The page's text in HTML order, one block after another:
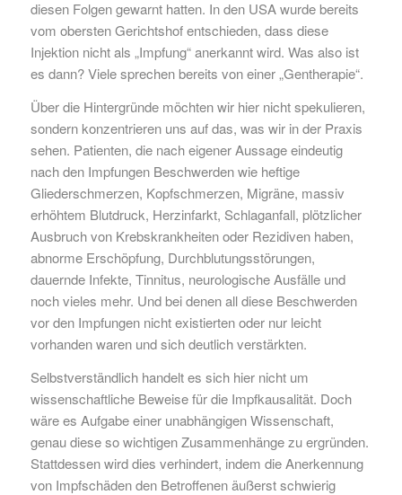
diesen Folgen gewarnt hatten. In den USA wurde bereits
vom obersten Gerichtshof entschieden, dass diese
Injektion nicht als „Impfung“ anerkannt wird. Was also ist
es dann? Viele sprechen bereits von einer „Gentherapie“.
Über die Hintergründe möchten wir hier nicht spekulieren,
sondern konzentrieren uns auf das, was wir in der Praxis
sehen. Patienten, die nach eigener Aussage eindeutig
nach den Impfungen Beschwerden wie heftige
Gliederschmerzen, Kopfschmerzen, Migräne, massiv
erhöhtem Blutdruck, Herzinfarkt, Schlaganfall, plötzlicher
Ausbruch von Krebskrankheiten oder Rezidiven haben,
abnorme Erschöpfung, Durchblutungsstörungen,
dauernde Infekte, Tinnitus, neurologische Ausfälle und
noch vieles mehr. Und bei denen all diese Beschwerden
vor den Impfungen nicht existierten oder nur leicht
vorhanden waren und sich deutlich verstärkten.
Selbstverständlich handelt es sich hier nicht um
wissenschaftliche Beweise für die Impfkausalität. Doch
wäre es Aufgabe einer unabhängigen Wissenschaft,
genau diese so wichtigen Zusammenhänge zu ergründen.
Stattdessen wird dies verhindert, indem die Anerkennung
von Impfschäden den Betroffenen äußerst schwierig